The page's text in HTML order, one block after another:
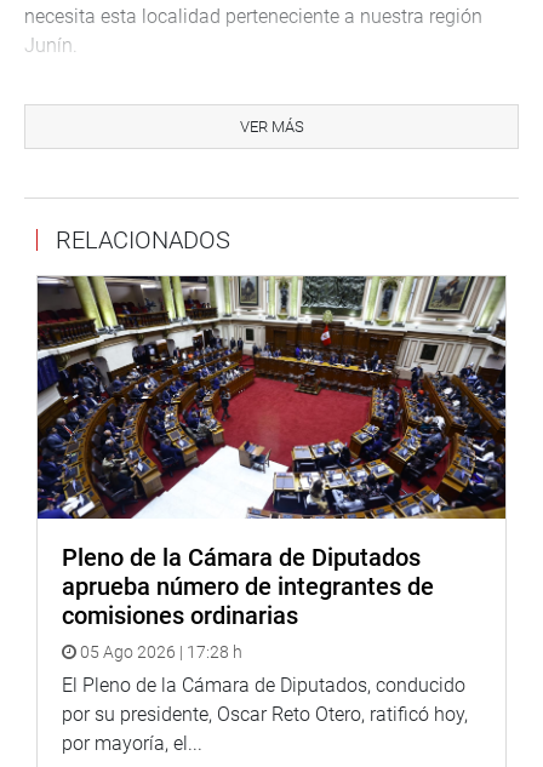
necesita esta localidad perteneciente a nuestra región
Junín.
Finalmente, la legisladora Susel Paredes realizó una
inspección inopinada al lugar de la Memoria, la
recordar la historia es una responsabilidad necesaria para
evitar la repetición del horror. Aseguró que es importante
educar a las nuevas generaciones; por ello, reafirmó su
compromiso de fiscalizar y contribuir al correcto
funcionamiento de este lugar de memoria.
OFICINA DE COMUNICACIONES E IMAGEN
INSTITUCIONAL
VER MÁS
RELACIONADOS
Pleno de la Cámara de Diputados
aprueba número de integrantes de
comisiones ordinarias
05 Ago 2026 | 17:28 h
El Pleno de la Cámara de Diputados, conducido
por su presidente, Oscar Reto Otero, ratificó hoy,
por mayoría, el...